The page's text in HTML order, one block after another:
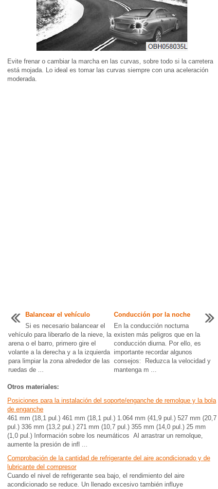
Evite frenar o cambiar la marcha en las curvas, sobre todo si la carretera
está mojada. Lo ideal es tomar las curvas siempre con una aceleración
moderada.
Balancear el vehículo
Si es necesario balancear el
vehículo para liberarlo de la nieve, la
arena o el barro, primero gire el
volante a la derecha y a la izquierda
para limpiar la zona alrededor de las
ruedas de ...
Conducción por la noche
En la conducción nocturna
existen más peligros que en la
conducción diurna. Por ello, es
importante recordar algunos
consejos: Reduzca la velocidad y
mantenga m ...
Otros materiales:
Posiciones para la instalación del soporte/enganche de remolque y la bola
de enganche
461 mm (18,1 pul.) 461 mm (18,1 pul.) 1.064 mm (41,9 pul.) 527 mm (20,7
pul.) 336 mm (13,2 pul.) 271 mm (10,7 pul.) 355 mm (14,0 pul.) 25 mm
(1,0 pul.) Información sobre los neumáticos Al arrastrar un remolque,
aumente la presión de infl ...
Comprobación de la cantidad de refrigerante del aire acondicionado y de
lubricante del compresor
Cuando el nivel de refrigerante sea bajo, el rendimiento del aire
acondicionado se reduce. Un llenado excesivo también influye